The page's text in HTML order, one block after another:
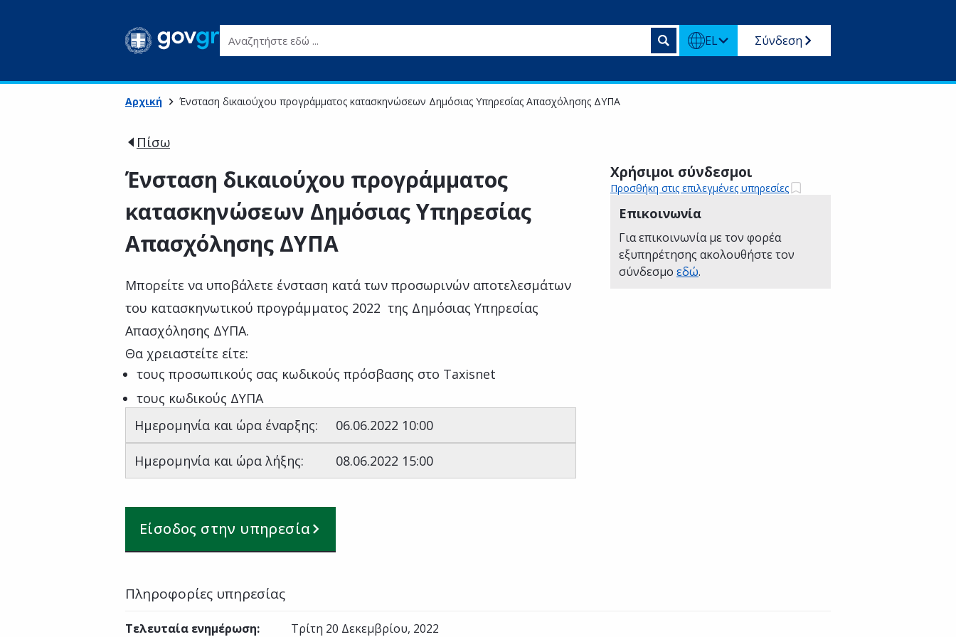
Αναζητήστε εδώ ... EL Σύνδεση
Αρχική Ένσταση δικαιούχου προγράμματος κατασκηνώσεων Δημόσιας Υπηρεσίας Απασχόλησης ΔΥΠΑ
Πίσω
Ένσταση δικαιούχου προγράμματος
κατασκηνώσεων Δημόσιας Υπηρεσίας
Απασχόλησης ΔΥΠΑ
Μπορείτε να υποβάλετε ένσταση κατά των προσωρινών αποτελεσμάτων
του κατασκηνωτικού προγράμματος 2022 της Δημόσιας Υπηρεσίας
Απασχόλησης ΔΥΠΑ.
Θα χρειαστείτε είτε:
τους προσωπικούς σας κωδικούς πρόσβασης στο Taxisnet
τους κωδικούς ΔΥΠΑ
Ημερομηνία και ώρα έναρξης: 06.06.2022 10:00
Ημερομηνία και ώρα λήξης: 08.06.2022 15:00
Είσοδος στην υπηρεσία
Χρήσιμοι σύνδεσμοι
Προσθήκη στις επιλεγμένες υπηρεσίες
Επικοινωνία
Για επικοινωνία με τον φορέα
εξυπηρέτησης ακολουθήστε τον
σύνδεσμο εδώ.
Πληροφορίες υπηρεσίας
Τελευταία ενημέρωση: Τρίτη 20 Δεκεμβρίου, 2022